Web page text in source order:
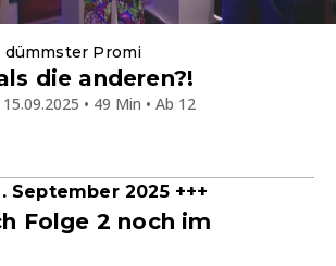
dümmster Promi
die anderen?!
• 49 Min • Ab 12
September 2025 +++
Folge 2 noch im